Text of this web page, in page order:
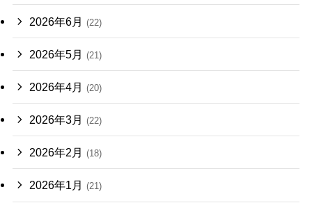
2026年6月 (22)
2026年5月 (21)
2026年4月 (20)
2026年3月 (22)
2026年2月 (18)
2026年1月 (21)